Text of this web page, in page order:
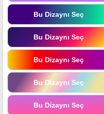
Bu Dizaynı Seç
Bu Dizaynı Seç
Bu Dizaynı Seç
Bu Dizaynı Seç
Bu Dizaynı Seç